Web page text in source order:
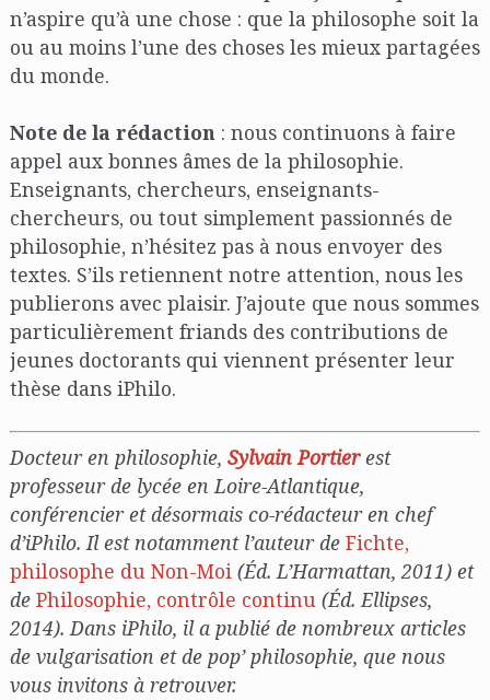
n’aspire qu’à une chose : que la philosophe soit la
ou au moins l’une des choses les mieux partagées
du monde.
Note de la rédaction: nous continuons à faire
appel aux bonnes âmes de la philosophie.
Enseignants, chercheurs, enseignants-
chercheurs, ou tout simplement passionnés de
philosophie, n’hésitez pas à nous envoyer des
textes. S’ils retiennent notre attention, nous les
publierons avec plaisir. J’ajoute que nous sommes
particulièrement friands des contributions de
jeunes doctorants qui viennent présenter leur
thèse dans iPhilo.
Docteur en philosophie, Sylvain Portierest
professeur de lycée en Loire-Atlantique,
conférencier et désormais co-rédacteur en chef
d’iPhilo. Il est notamment l’auteur de Fichte,
philosophe du Non-Moi(Éd. L’Harmattan, 2011) et
de Philosophie, contrôle continu(Éd. Ellipses,
2014). Dans iPhilo, il a publié de nombreux articles
de vulgarisation et de pop’ philosophie, que nous
vous invitons à retrouver.